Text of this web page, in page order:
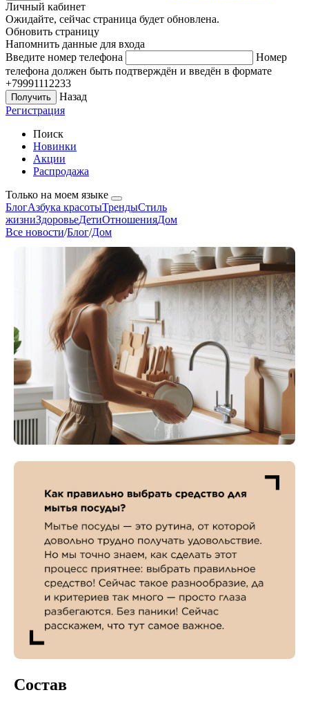
Личный кабинет
Ожидайте, сейчас страница будет обновлена.
Обновить страницу
Напомнить данные для входа
Введите номер телефона
Номер
телефона должен быть подтверждён и введён в формате
+79991112233
Назад
Регистрация
Поиск
Новинки
Акции
Распродажа
Только на моем языке
БлогАзбука красотыТрендыСтиль
жизниЗдоровьеДетиОтношенияДом
Все новости/Блог/Дом
Состав